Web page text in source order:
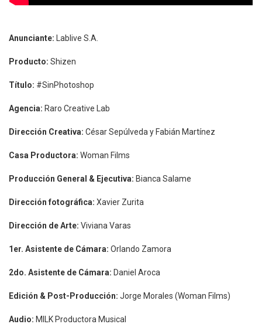
Anunciante: Lablive S.A.
Producto: Shizen
Título: #SinPhotoshop
Agencia: Raro Creative Lab
Dirección Creativa: César Sepúlveda y Fabián Martínez
Casa Productora: Woman Films
Producción General & Ejecutiva: Bianca Salame
Dirección fotográfica: Xavier Zurita
Dirección de Arte: Viviana Varas
1er. Asistente de Cámara: Orlando Zamora
2do. Asistente de Cámara: Daniel Aroca
Edición & Post-Producción: Jorge Morales (Woman Films)
Audio: MILK Productora Musical